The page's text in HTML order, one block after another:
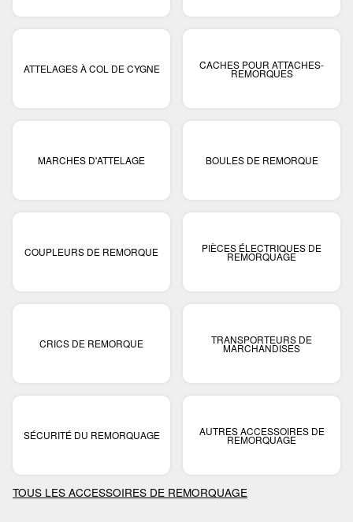
ATTELAGES À COL DE CYGNE CACHES POUR ATTACHES-
REMORQUES
MARCHES D'ATTELAGE BOULES DE REMORQUE
COUPLEURS DE REMORQUE PIÈCES ÉLECTRIQUES DE
REMORQUAGE
CRICS DE REMORQUE TRANSPORTEURS DE
MARCHANDISES
SÉCURITÉ DU REMORQUAGE AUTRES ACCESSOIRES DE
REMORQUAGE
TOUS LES ACCESSOIRES DE REMORQUAGE